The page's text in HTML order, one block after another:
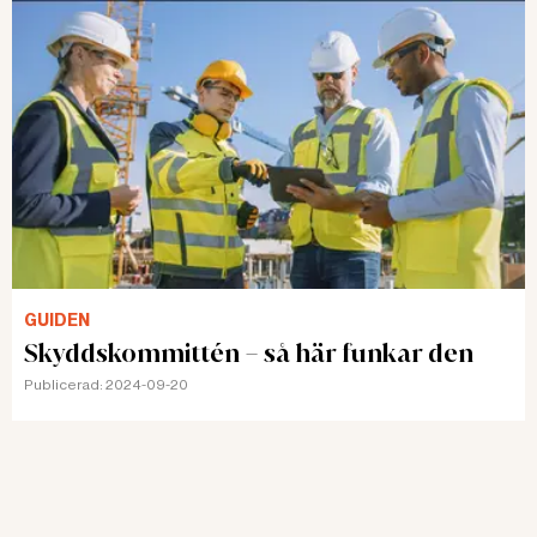
problem, att de själva behöver driva på och ha koll på
vad det finns för behandlingar.
Rapporten som Försäkringskassan tagit fram nu är
den tredje av fyra med fokus på
sjukskrivningsprocessen. Resultaten ska diskuteras
med arbetsgivare, hälso- och sjukvården och internt
på Försäkringskassan med syftet att klargöra vad som
behöver göras för att de sjukskrivna ska få det som
stöd som de har rätt till och som de behöver. En
slutrapport kommer i vår. Cecilia Eek är särskilt nöjd
med den här delrapporten.
– Det här är en grupp som sällan får komma till tals
GUIDEN
Skyddskommittén – så här funkar den
Publicerad: 2024-09-20